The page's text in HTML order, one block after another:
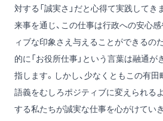
対する「誠実さ」だと心得て実践してき
来事を通じ、この仕事は行政への安心
ィブな印象さえ与えることができるの
的に「お役所仕事」という言葉は融通
指します。しかし、少なくともこの有田
語義をむしろポジティブに変えられる
する私たちが誠実な仕事を心がけていき